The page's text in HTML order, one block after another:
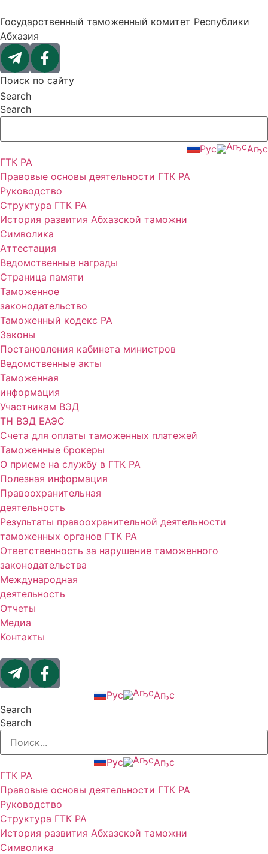
к
содержимому
Государственный таможенный комитет Республики
Абхазия
Поиск по сайту
Search
Search
Рус
Аҧс
ГТК РА
Правовые основы деятельности ГТК РА
Руководство
Структура ГТК РА
История развития Абхазской таможни
Символика
Аттестация
Ведомственные награды
Страница памяти
Таможенное
законодательство
Таможенный кодекс РА
Законы
Постановления кабинета министров
Ведомственные акты
Таможенная
информация
Участникам ВЭД
ТН ВЭД ЕАЭС
Счета для оплаты таможенных платежей
Таможенные брокеры
О приеме на службу в ГТК РА
Полезная информация
Правоохранительная
деятельность
Результаты правоохранительной деятельности
таможенных органов ГТК РА
Ответственность за нарушение таможенного
законодательства
Международная
деятельность
Отчеты
Медиа
Контакты
Рус
Аҧс
Search
Search
Рус
Аҧс
ГТК РА
Правовые основы деятельности ГТК РА
Руководство
Структура ГТК РА
История развития Абхазской таможни
Символика